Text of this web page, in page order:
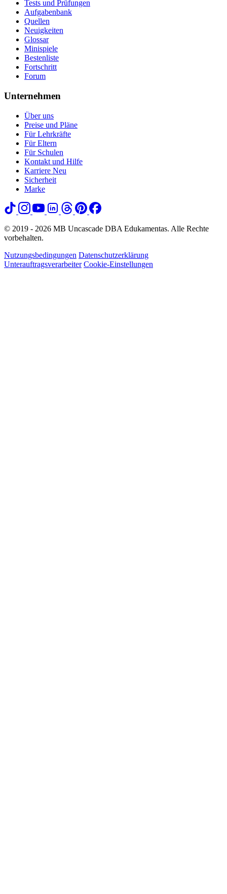
Tests und Prüfungen
Aufgabenbank
Quellen
Neuigkeiten
Glossar
Minispiele
Bestenliste
Fortschritt
Forum
Unternehmen
Über uns
Preise und Pläne
Für Lehrkräfte
Für Eltern
Für Schulen
Kontakt und Hilfe
Karriere Neu
Sicherheit
Marke
© 2019 - 2026 MB Uncascade DBA Edukamentas. Alle Rechte
vorbehalten.
Nutzungsbedingungen Datenschutzerklärung
Unterauftragsverarbeiter Cookie-Einstellungen